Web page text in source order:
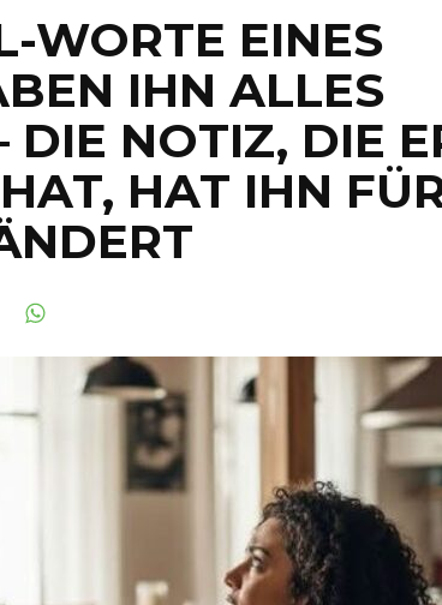
WORTE EINES
IHN ALLES
DIE NOTIZ, DIE
HAT IHN